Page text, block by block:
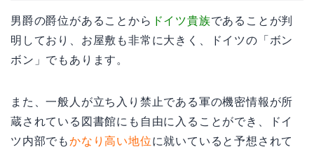
男爵の爵位があることから ドイツ貴族であることが判
明しており、お屋敷も非常に大きく、ドイツの「ボン
ボン」でもあります。
また、一般人が立ち入り禁止である軍の機密情報が所
蔵されている図書館にも自由に入ることができ、ドイ
ツ内部でもかなり高い地位に就いていると予想されて